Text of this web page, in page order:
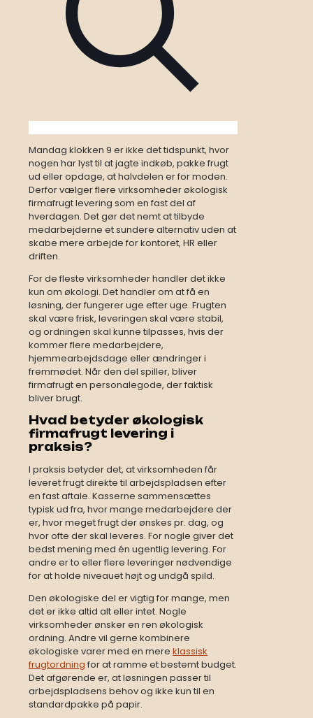
Mandag klokken 9 er ikke det tidspunkt, hvor
nogen har lyst til at jagte indkøb, pakke frugt
ud eller opdage, at halvdelen er for moden.
Derfor vælger flere virksomheder økologisk
firmafrugt levering som en fast del af
hverdagen. Det gør det nemt at tilbyde
medarbejderne et sundere alternativ uden at
skabe mere arbejde for kontoret, HR eller
driften.
For de fleste virksomheder handler det ikke
kun om økologi. Det handler om at få en
løsning, der fungerer uge efter uge. Frugten
skal være frisk, leveringen skal være stabil,
og ordningen skal kunne tilpasses, hvis der
kommer flere medarbejdere,
hjemmearbejdsdage eller ændringer i
fremmødet. Når den del spiller, bliver
firmafrugt en personalegode, der faktisk
bliver brugt.
Hvad betyder økologisk
firmafrugt levering i
praksis?
I praksis betyder det, at virksomheden får
leveret frugt direkte til arbejdspladsen efter
en fast aftale. Kasserne sammensættes
typisk ud fra, hvor mange medarbejdere der
er, hvor meget frugt der ønskes pr. dag, og
hvor ofte der skal leveres. For nogle giver det
bedst mening med én ugentlig levering. For
andre er to eller flere leveringer nødvendige
for at holde niveauet højt og undgå spild.
Den økologiske del er vigtig for mange, men
det er ikke altid alt eller intet. Nogle
virksomheder ønsker en ren økologisk
ordning. Andre vil gerne kombinere
økologiske varer med en mere klassisk
frugtordning for at ramme et bestemt budget.
Det afgørende er, at løsningen passer til
arbejdspladsens behov og ikke kun til en
standardpakke på papir.